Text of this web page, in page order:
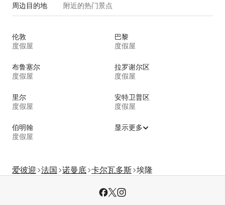
周边目的地 附近的热门景点
伦敦
度假屋
巴黎
度假屋
布鲁塞尔
度假屋
拉罗谢尔区
度假屋
里尔
度假屋
安特卫普区
度假屋
伯明翰
度假屋
显示更多
爱彼迎 法国 诺曼底 卡尔瓦多斯 埃隆